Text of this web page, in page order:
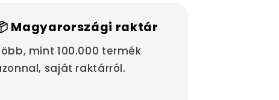
Magyarországi raktár
mint 100.000 termék
saját raktárról.